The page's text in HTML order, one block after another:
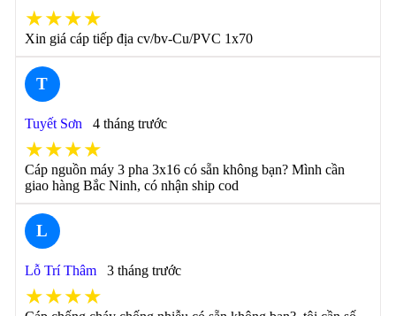
★★★★
Xin giá cáp tiếp địa cv/bv-Cu/PVC 1x70
T
Tuyết Sơn 4 tháng trước
★★★★
Cáp nguồn máy 3 pha 3x16 có sẵn không bạn? Mình cần
giao hàng Bắc Ninh, có nhận ship cod
L
Lỗ Trí Thâm 3 tháng trước
★★★★